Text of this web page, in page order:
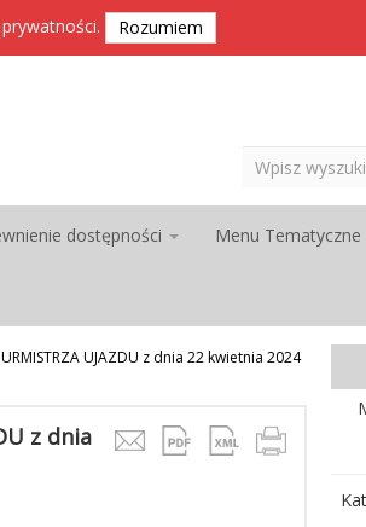
. Rozumiem
dostępności Menu Tematyczne
UJAZDU z dnia 22 kwietnia 2024
z dnia